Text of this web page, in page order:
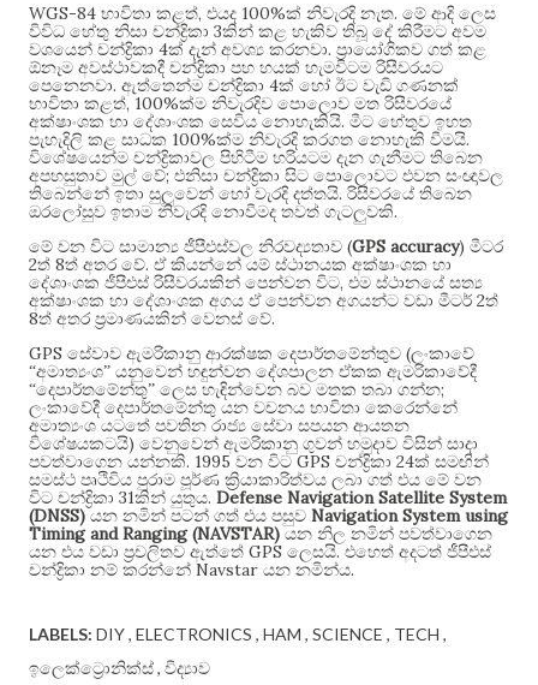
WGS-84 භාවිතා කළත්, එයද 100%ක් නිවැරදි නැත. මේ ආදි ලෙස
විවිධ හේතු නිසා චන්ද්‍රිකා 3කින් කළ හැකිව තිබූ දේ කිරීමට අවම
වශයෙන් චන්ද්‍රිකා 4ක් දැන් අවශ්‍ය කරනවා. ප්‍රායෝගිකව ගත් කළ
ඕනෑම අවස්ථාවකදී චන්ද්‍රිකා පහ හයක් හැමවිටම රිසීවරයට
පෙනෙනවා. ඇත්තෙන්ම චන්ද්‍රිකා 4ක් හෝ ඊට වැඩි ගණනක්
භාවිතා කළත්, 100%ක්ම නිවැරදිව පොලොව මත රිසීවරයේ
අක්ෂාංශක හා දේශාංශක සෙවිය නොහැකියි. මීට හේතුව ඉහත
පැහැදිලි කළ සාධක 100%ක්ම නිවැරදි කරගත නොහැකි වීමයි.
විශේෂයෙන්ම චන්ද්‍රිකාවල පිහිටීම හරියටම දැන ගැනීමට තිබෙන
අපහසුතාව මුල් වේ; එනිසා චන්ද්‍රිකා සිට පොලොවට එවන සංඥාවල
තිබෙන්නේ ඉතා සුලුවෙන් හෝ වැරදි දත්තයි. රිසීවරයේ තිබෙන
ඔරලෝසුව ඉතාම නිවැරදි නොවීමද තවත් ගැටලුවකි.
මේ වන විට සාමාන්‍ය ජීපීඑස්වල නිරවද්‍යතාව (GPS accuracy) මීටර
2ත් 8ත් අතර වේ. ඒ කියන්නේ යම් ස්ථානයක අක්ෂාංශක හා
දේශාංශක ජීපීඑස් රිසීවරයකින් පෙන්වන විට, එම ස්ථානයේ සත්‍ය
අක්ෂාංශක හා දේශාංශක අගය ඒ පෙන්වන අගයන්ට වඩා මීටර් 2ත්
8ත් අතර ප්‍රමාණයකින් වෙනස් වේ.
GPS සේවාව ඇමරිකානු ආරක්ෂක දෙපාර්තමේන්තුව (ලංකාවේ
“අමාත්‍යංශ” යනුවෙන් හඳුන්වන දේශපාලන ඒකක ඇමරිකාවේදී
“දෙපාර්තමේන්තු” ලෙස හැඳින්වෙන බව මතක තබා ගන්න;
ලංකාවේදී දෙපාර්තමේන්තු යන වචනය භාවිතා කෙරෙන්නේ
අමාත්‍යංශ යටතේ පවතින රාජ්‍ය සේවා සපයන ආයතන
විශේෂයකටයි) වෙනුවෙන් ඇමරිකානු ගුවන් හමුදාව විසින් සාදා
පවත්වාගෙන යන්නකි. 1995 වන විට GPS චන්ද්‍රිකා 24ක් සමඟින්
සමස්ථ පෘථිවිය පුරාම පූර්ණ ක්‍රියාකාරිත්වය ලබා ගත් එය මේ වන
විට චන්ද්‍රිකා 31කින් යුතුය. Defense Navigation Satellite System
(DNSS) යන නමින් පටන් ගත් එය පසුව Navigation System using
Timing and Ranging (NAVSTAR) යන නිල නමින් පවත්වාගෙන
යන එය වඩා ප්‍රචලිතව ඇත්තේ GPS ලෙසයි.එහෙත් අදටත් ජීපීඑස්
චන්ද්‍රිකා නම් කරන්නේ Navstar යන නමින්ය.
LABELS: DIY ELECTRONICS HAM SCIENCE
TECH
ඉලෙක්ට්‍රොනික්ස් විද්‍යාව